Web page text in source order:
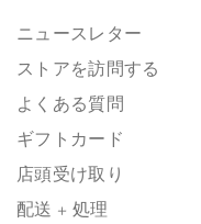
ニュースレター
ストアを訪問する
よくある質問
ギフトカード
店頭受け取り
配送 + 処理